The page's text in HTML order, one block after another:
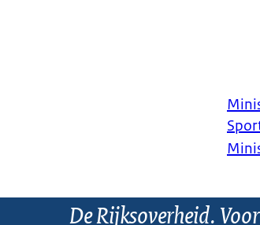
De Rijksoverheid.